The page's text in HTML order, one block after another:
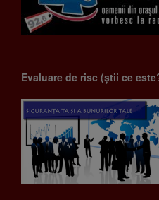
Evaluare de risc (știi ce